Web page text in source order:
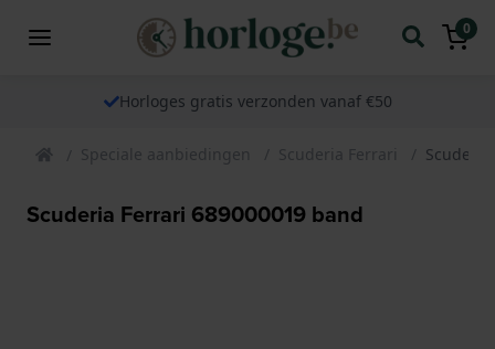
0
Horloges gratis verzonden vanaf €50
Speciale aanbiedingen Scuderia Ferrari
Scuderia Ferrari 689000019 band